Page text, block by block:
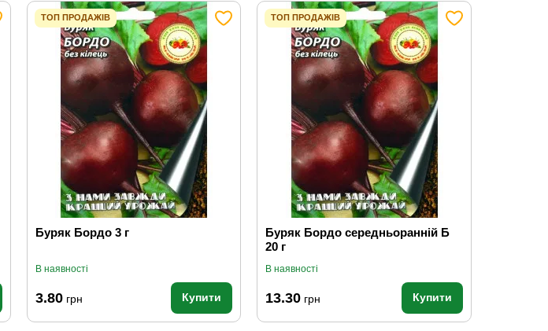
ТОП ПРОДАЖІВ
Буряк Бордо 3 г
В наявності
3.80грн Купити
ТОП ПРОДАЖІВ
Буряк Бордо середньоранній Б
20 г
В наявності
13.30 грн Купити